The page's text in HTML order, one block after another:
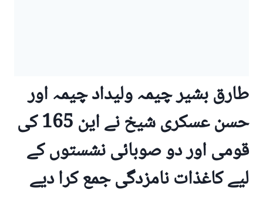
طارق بشیر چیمہ ولیداد چیمہ اور
حسن عسکری شیخ نے این 165 کی
قومی اور دو صوبائی نشستوں کے
لیے کاغذات نامزدگی جمع کرا دیے